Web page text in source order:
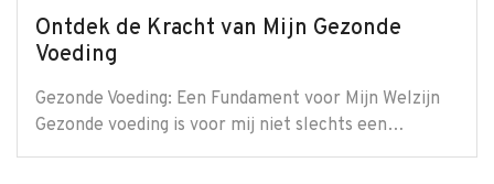
Ontdek de Kracht van Mijn Gezonde
Voeding
Gezonde Voeding: Een Fundament voor Mijn Welzijn
Gezonde voeding is voor mij niet slechts een…